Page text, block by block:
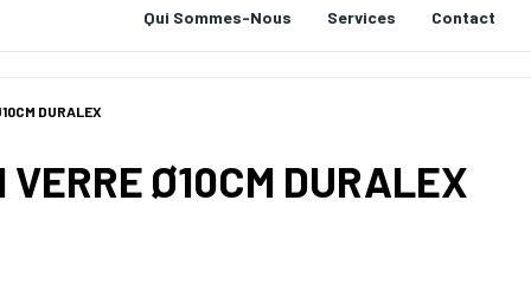
Qui Sommes-Nous Services Contact
DURALEX
VERRE Ø10CM DURALEX